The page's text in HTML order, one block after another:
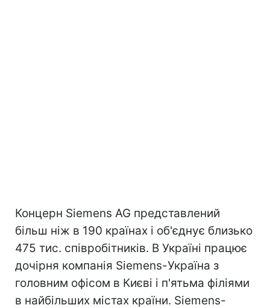
Концерн Siemens AG представлений
більш ніж в 190 країнах і об'єднує близько
475 тис. співробітників. В Україні працює
дочірня компанія Siemens-Україна з
головним офісом в Києві і п'ятьма філіями
в найбільших містах країни. Siemens-